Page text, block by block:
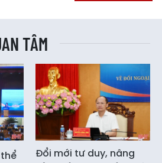
TÂM
Đổi mới tư duy, nâng